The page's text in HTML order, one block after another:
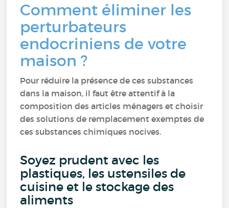
Comment éliminer les
perturbateurs
endocriniens de votre
maison ?
Pour réduire la présence de ces substances
dans la maison, il faut être attentif à la
composition des articles ménagers et choisir
des solutions de remplacement exemptes de
ces substances chimiques nocives.
Soyez prudent avec les
plastiques, les ustensiles de
cuisine et le stockage des
aliments